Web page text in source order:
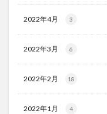
2022年4月 3
2022年3月 6
2022年2月 18
2022年1月 4